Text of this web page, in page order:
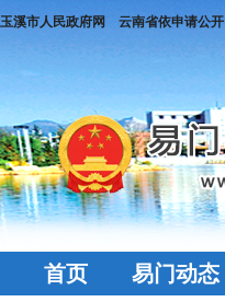
玉溪市人民政府网 云南省依申请公开
首页 易门动态